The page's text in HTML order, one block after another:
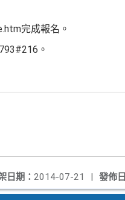
完成報名。
。
發佈
日期： 2014-07-21 |